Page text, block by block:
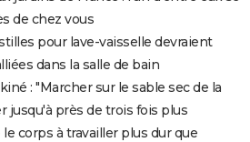
de chez vous
pour lave-vaisselle devraient
dans la salle de bain
: "Marcher sur le sable sec de la
jusqu'à près de trois fois plus
corps à travailler plus dur que